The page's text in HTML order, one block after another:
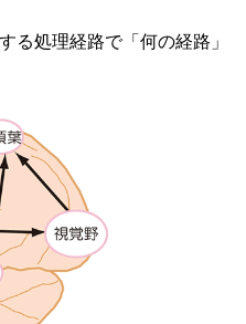
る処理経路で「何の経路」